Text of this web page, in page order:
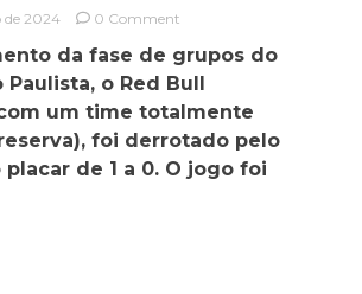
de 2024 0 Commenton
Bull
Bragantino
perde
para
o
Guarani
da fase de grupos do
Paulista, o Red Bull
um time totalmente
foi derrotado pelo
placar de 1 a 0. O jogo foi